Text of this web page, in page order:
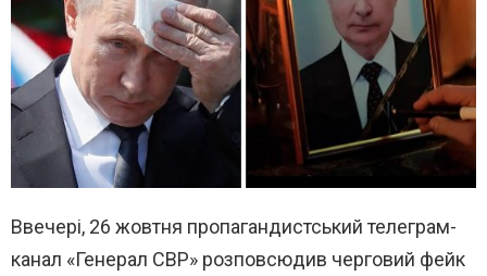
Ввечері, 26 жовтня пропагандистський телеграм-
канал «Генерал СВР» розповсюдив черговий фейк